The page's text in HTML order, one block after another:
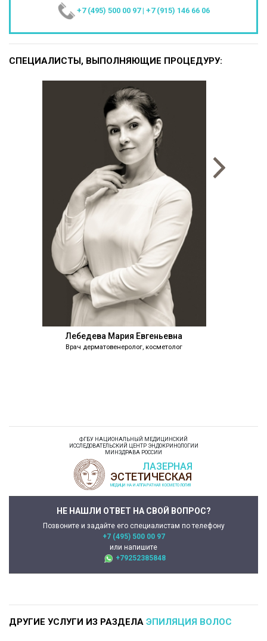
+7 (495) 500 00 97 | +7 (915) 146 66 06
СПЕЦИАЛИСТЫ, ВЫПОЛНЯЮЩИЕ ПРОЦЕДУРУ:
Лебедева Мария Евгеньевна
Врач дерматовенеролог, косметолог
ФГБУ НАЦИОНАЛЬНЫЙ МЕДИЦИНСКИЙ
ИССЛЕДОВАТЕЛЬСКИЙ ЦЕНТР ЭНДОКРИНОЛОГИИ
МИНЗДРАВА РОССИИ
НЕ НАШЛИ ОТВЕТ НА СВОЙ ВОПРОС?
Позвоните и задайте его специалистам по телефону
+7 (495) 500 00 97
или напишите
+79252385848
ДРУГИЕ УСЛУГИ ИЗ РАЗДЕЛА ЭПИЛЯЦИЯ ВОЛОС